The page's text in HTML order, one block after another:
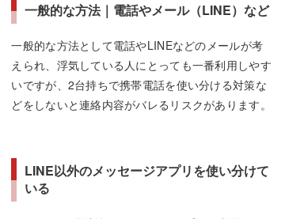
一般的な方法｜電話やメール（LINE）など
一般的な方法として電話やLINEなどのメールが考
えられ、浮気している人にとっても一番利用しやす
いですが、2台持ちで携帯電話を使い分ける対策な
どをしないと連絡内容がバレるリスクがあります。
LINE以外のメッセージアプリを使い分けて
いる